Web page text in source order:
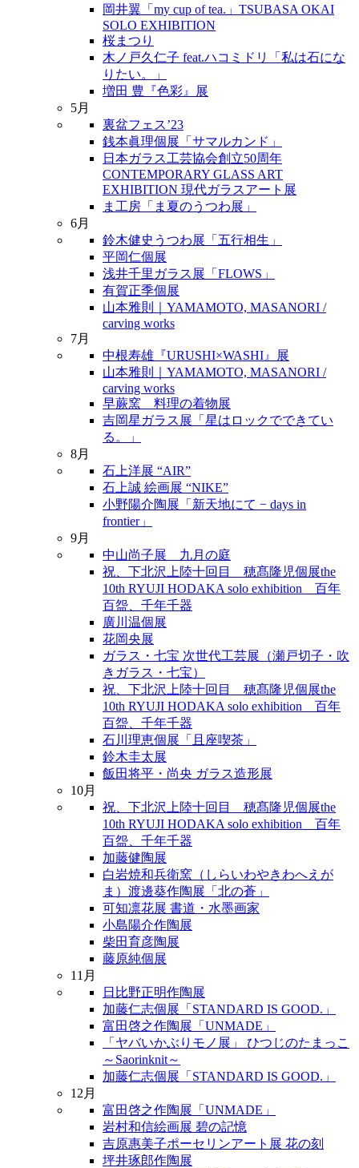
岡井翼「my cup of tea.」TSUBASA OKAI
SOLO EXHIBITION
桜まつり
木ノ戸久仁子 feat.ハコミドリ「私は石にな
りたい。」
増田 豊『色彩』展
5月
裏盆フェス’23
銭本眞理個展「サマルカンド」
日本ガラス工芸協会創立50周年
CONTEMPORARY GLASS ART
EXHIBITION 現代ガラスアート展
ま工房「ま夏のうつわ展」
6月
鈴木健史うつわ展「五行相生」
平岡仁個展
浅井千里ガラス展「FLOWS」
有賀正季個展
山本雅則｜YAMAMOTO, MASANORI /
carving works
7月
中根寿雄『URUSHI×WASHI』展
山本雅則｜YAMAMOTO, MASANORI /
carving works
早蕨窯 料理の着物展
吉岡星ガラス展「星はロックでできてい
る。」
8月
石上洋展 “AIR”
石上誠 絵画展 “NIKE”
小野陽介陶展「新天地にて − days in
frontier」
9月
中山尚子展 九月の庭
祝、下北沢上陸十回目 穂髙隆児個展the
10th RYUJI HODAKA solo exhibition 百年
百盌、千年千器
廣川温個展
花岡央展
ガラス・七宝 次世代工芸展（瀬戸切子・吹
きガラス・七宝）
祝、下北沢上陸十回目 穂髙隆児個展the
10th RYUJI HODAKA solo exhibition 百年
百盌、千年千器
石川理恵個展「且座喫茶」
鈴木圭太展
飯田将平・尚央 ガラス造形展
10月
祝、下北沢上陸十回目 穂髙隆児個展the
10th RYUJI HODAKA solo exhibition 百年
百盌、千年千器
加藤健陶展
白岩焼和兵衛窯（しらいわやきわへえが
ま）渡邊葵作陶展「北の蒼」
可知凛花展 書道・水墨画家
小島陽介作陶展
柴田育彦陶展
藤原純個展
11月
日比野正明作陶展
加藤仁志個展「STANDARD IS GOOD.」
富田啓之作陶展「UNMADE」
「ヤバいかぶりモノ展」 ひつじのたまっこ
～Saorinknit～
加藤仁志個展「STANDARD IS GOOD.」
12月
富田啓之作陶展「UNMADE」
岩村和信絵画展 碧の記憶
吉原惠美子ポーセリンアート展 花の刻
坪井琢郎作陶展